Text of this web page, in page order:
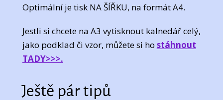
Optimální je tisk NA ŠÍŘKU, na formát A4.
Jestli si chcete na A3 vytisknout kalnedář celý,
jako podklad či vzor, můžete si ho stáhnout
TADY>>>.
Ještě pár tipů